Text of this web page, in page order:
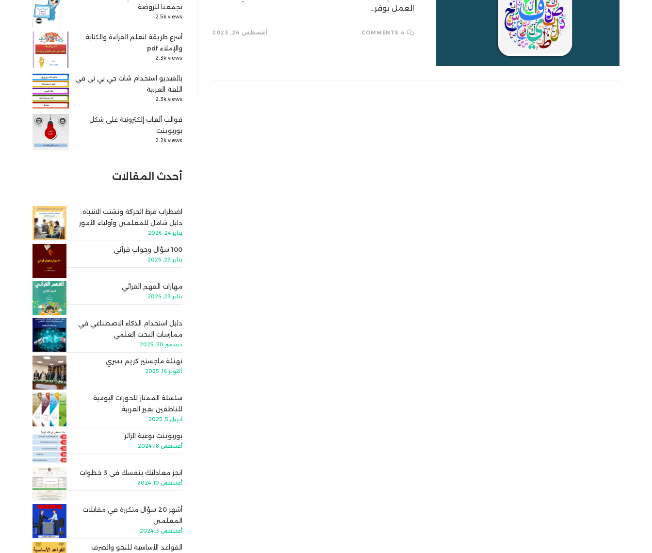
العمل يوفر…
4 COMMENTS أغسطس 26, 2023
تجمعنا للروضة
2.5k views
أسرع طريقة لتعلم القراءة والكتابة
والإملاء pdf
2.3k views
بالفيديو استخدام شات جي بي تي في
اللغة العربية
2.3k views
قوالب ألعاب إلكترونية على شكل
بوربوينت
2.2k views
أحدث المقالات
اضطراب فرط الحركة وتشتت الانتباه:
دليل شامل للمعلمين وأولياء الأمور
يناير 24, 2026
100 سؤال وجواب قرآني
يناير 23, 2026
مهارات الفهم القرائي
يناير 23, 2026
دليل استخدام الذكاء الاصطناعي في
ممارسات البحث العلمي
ديسمبر 30, 2025
تهنئة ماجستير كريم يسري
أكتوبر 16, 2025
سلسلة الممتاز للحورات اليومية
للناطقين بغير العربية
أبريل 5, 2025
بوربوينت توعية الزائر
أغسطس 18, 2024
انجز معادلتك بنفسك في 3 خطوات
أغسطس 10, 2024
أشهر 20 سؤال متكررة في مقابلات
المعلمين
أغسطس 3, 2024
القواعد الأساسية للنحو والصرف